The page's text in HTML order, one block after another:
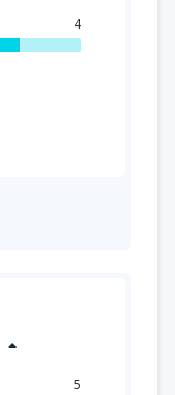
4
5